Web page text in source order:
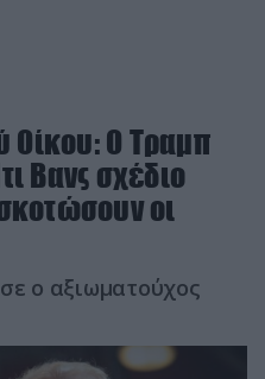
Ο Τραμπ
Βανς σχέδιο
οι
ο αξιωματούχος